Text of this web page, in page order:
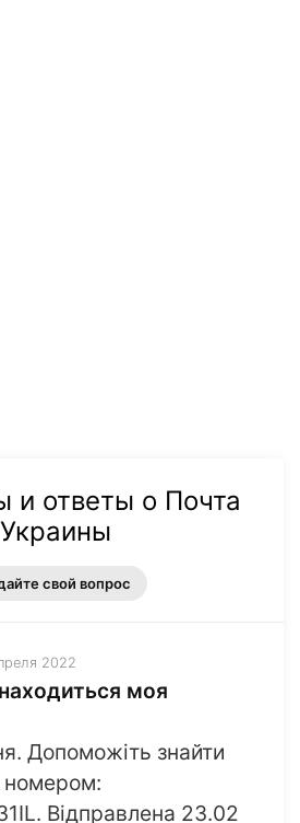
и ответы о Почта
Украины
свой вопрос
2022
моя
Допоможіть знайти
номером:
Відправлена 23.02